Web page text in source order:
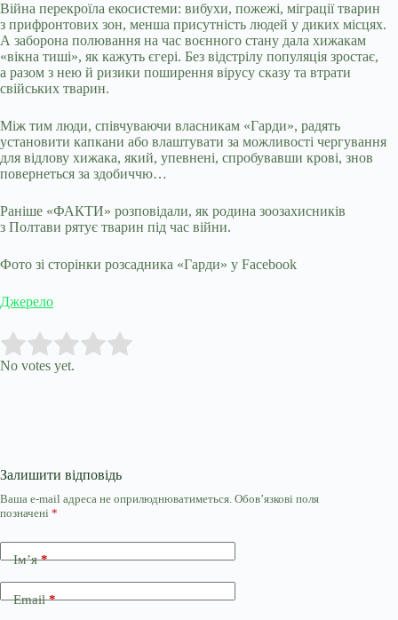
Війна перекроїла екосистеми: вибухи, пожежі, міграції тварин
з прифронтових зон, менша присутність людей у диких місцях.
А заборона полювання на час воєнного стану дала хижакам
«вікна тиші», як кажуть єгері. Без відстрілу популяція зростає,
а разом з нею й ризики поширення вірусу сказу та втрати
свійських тварин.
Між тим люди, співчуваючи власникам «Гарди», радять
установити капкани або влаштувати за можливості чергування
для відлову хижака, який, упевнені, спробувавши крові, знов
повернеться за здобиччю…
Раніше «ФАКТИ» розповідали, як родина зоозахисників
з Полтави рятує тварин під час війни.
Фото зі сторінки розсадника «Гарди» у Facebook
Джерело
Rate this item:
No votes yet.
Залишити відповідь
Ваша e-mail адреса не оприлюднюватиметься. Обов’язкові поля
позначені *
Ім’я*
Email*